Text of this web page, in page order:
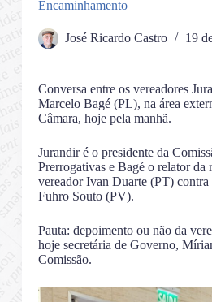
Encaminhamento
José Ricardo Castro 19
Conversa entre os vereadores
Marcelo Bagé (PL), na área
Câmara, hoje pela manhã.
Jurandir é o presidente da
Prerrogativas e Bagé o relator da
vereador Ivan Duarte (PT) contra
Fuhro Souto (PV).
Pauta: depoimento ou não da
hoje secretária de Governo,
Comissão.